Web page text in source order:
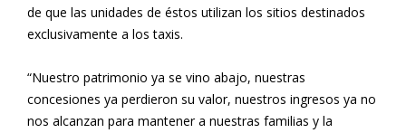
de que las unidades de éstos utilizan los sitios destinados
exclusivamente a los taxis.
“Nuestro patrimonio ya se vino abajo, nuestras
concesiones ya perdieron su valor, nuestros ingresos ya no
nos alcanzan para mantener a nuestras familias y la